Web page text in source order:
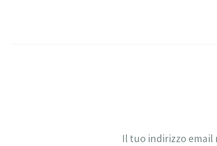
Il tuo indirizzo email